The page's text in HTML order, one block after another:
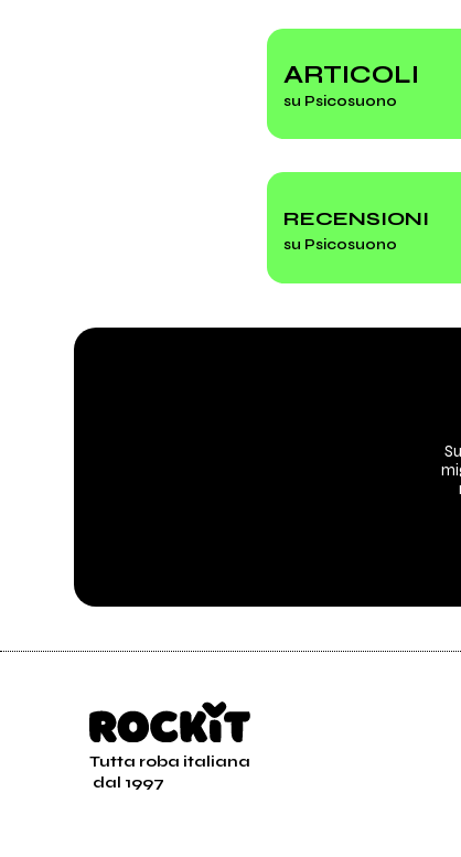
ARTICOLI
su Psicosuono
The Jains al
RECENSIONI
su Psicosuono
Tutta roba italiana
dal 1997